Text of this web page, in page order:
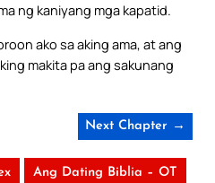
ng kaniyang mga kapatid.
ako sa aking ama, at ang
makita pa ang sakunang
Next Chapter →
Ang Dating Biblia – OT